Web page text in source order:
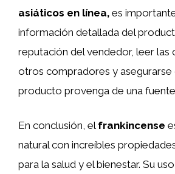
asiáticos en línea, es
información detallada del
reputación del vendedor, leer las
otros compradores y asegurarse
producto provenga de una
En conclusión, el frankincense
natural con increíbles
para la salud y el bienestar. Su